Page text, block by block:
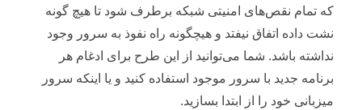
که تمام نقص‌های امنیتی شبکه برطرف شود تا هیچ گونه
نشت داده اتفاق نیفتد و هیچگونه راه نفوذ به سرور وجود
نداشته باشد. شما می‌توانید از این طرح برای ادغام هر
برنامه جدید با سرور موجود استفاده کنید و یا اینکه سرور
میزبانی خود را از ابتدا بسازید.